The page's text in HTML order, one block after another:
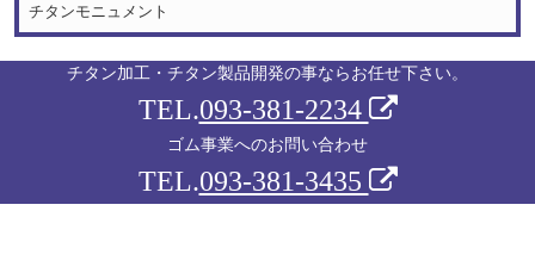
チタンモニュメント
チタン加工・チタン製品開発の事ならお任せ下さい。
TEL.093-381-2234
ゴム事業へのお問い合わせ
TEL.093-381-3435